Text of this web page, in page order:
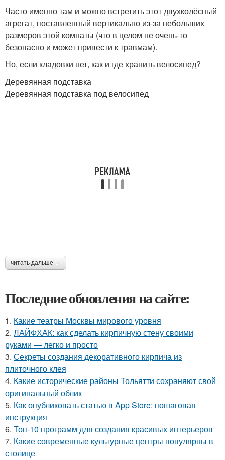
Часто именно там и можно встретить этот двухколёсный
агрегат, поставленный вертикально из-за небольших
размеров этой комнаты (что в целом не очень-то
безопасно и может привести к травмам).
Но, если кладовки нет, как и где хранить велосипед?
Деревянная подставка
Деревянная подставка под велосипед
читать дальше →
Последние обновления на сайте:
1. Какие театры Москвы мирового уровня
2. ЛАЙФХАК: как сделать кирпичную стену своими
руками — легко и просто
3. Секреты создания декоративного кирпича из
плиточного клея
4. Какие исторические районы Тольятти сохраняют свой
оригинальный облик
5. Как опубликовать статью в App Store: пошаговая
инструкция
6. Топ-10 программ для создания красивых интерьеров
7. Какие современные культурные центры популярны в
столице